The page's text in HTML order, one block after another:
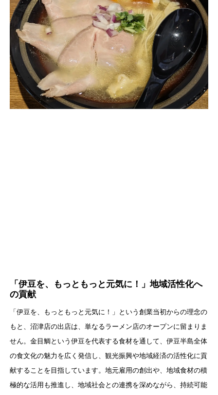
「伊豆を、もっともっと元気に！」地域活性化へ
の貢献
「伊豆を、もっともっと元気に！」という創業当初からの理念の
もと、沼津店の出店は、単なるラーメン店のオープンに留まりま
せん。金目鯛という伊豆を代表する食材を通して、伊豆半島全体
の食文化の魅力を広く発信し、観光振興や地域経済の活性化に貢
献することを目指しています。地元雇用の創出や、地域食材の積
極的な活用も推進し、地域社会との連携を深めながら、持続可能